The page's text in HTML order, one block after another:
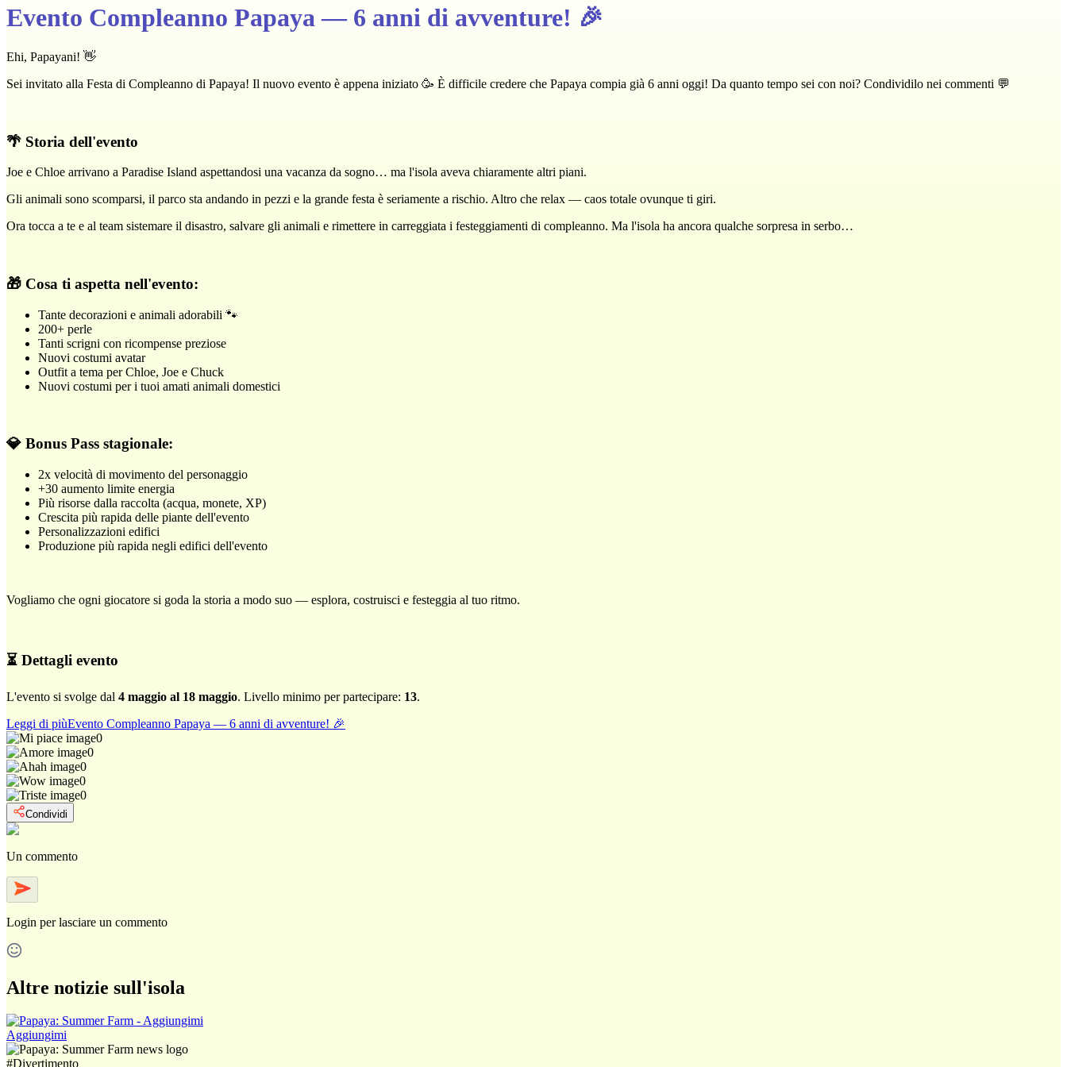
Evento Compleanno Papaya — 6 anni di avventure! 🎉
Ehi, Papayani! 👋
Sei invitato alla Festa di Compleanno di Papaya! Il nuovo evento è appena iniziato 🥳 È difficile credere che Papaya compia già 6 anni oggi! Da quanto tempo sei con noi? Condividilo nei commenti 💬
🌴 Storia dell'evento
Joe e Chloe arrivano a Paradise Island aspettandosi una vacanza da sogno… ma l'isola aveva chiaramente altri piani.
Gli animali sono scomparsi, il parco sta andando in pezzi e la grande festa è seriamente a rischio. Altro che relax — caos totale ovunque ti giri.
Ora tocca a te e al team sistemare il disastro, salvare gli animali e rimettere in carreggiata i festeggiamenti di compleanno. Ma l'isola ha ancora qualche sorpresa in serbo…
🎁 Cosa ti aspetta nell'evento:
Tante decorazioni e animali adorabili 🐾
200+ perle
Tanti scrigni con ricompense preziose
Nuovi costumi avatar
Outfit a tema per Chloe, Joe e Chuck
Nuovi costumi per i tuoi amati animali domestici
💎 Bonus Pass stagionale:
2x velocità di movimento del personaggio
+30 aumento limite energia
Più risorse dalla raccolta (acqua, monete, XP)
Crescita più rapida delle piante dell'evento
Personalizzazioni edifici
Produzione più rapida negli edifici dell'evento
Vogliamo che ogni giocatore si goda la storia a modo suo — esplora, costruisci e festeggia al tuo ritmo.
⏳ Dettagli evento
L'evento si svolge dal 4 maggio al 18 maggio. Livello minimo per partecipare: 13.
Leggi di piùEvento Compleanno Papaya — 6 anni di avventure! 🎉
0
0
0
0
0
Condividi
Un commento
Login per lasciare un commento
Altre notizie sull'isola
Aggiungimi
#Divertimento